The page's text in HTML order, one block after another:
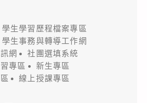
學生學習歷程檔案專區
學生事務與轉導工作網
網
社團選填系統
專區
新生專區
線上授課專區